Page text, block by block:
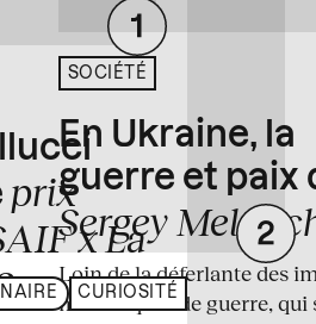
prix
x La
CURIOSITÉ
SOCIÉTÉ
En Ukraine, la
guerre et paix
Sergey
Loin de la déferlante des
médiatiques de guerre, qui